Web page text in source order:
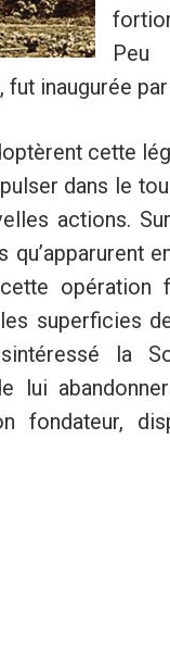
Peu
inaugurée
cette
dans le
actions.
qu’apparurent
opération
superficies
la
lui
fondateur,